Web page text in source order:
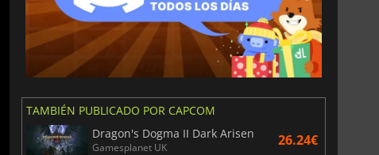
TAMBIÉN PUBLICADO POR CAPCOM
Dragon's Dogma II Dark Arisen
Gamesplanet UK 26.24€